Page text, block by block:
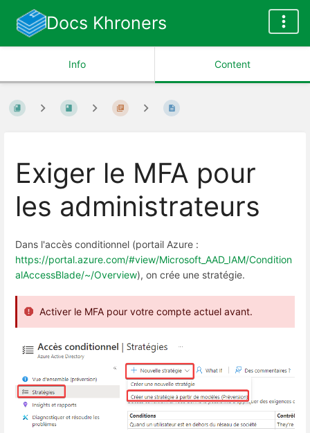
Docs Khroners
Info Content
Exiger le MFA pour
les administrateurs
Dans l'accès conditionnel (portail Azure :
https://portal.azure.com/#view/Microsoft_AAD_IAM/Condition
alAccessBlade/~/Overview), on crée une stratégie.
Activer le MFA pour votre compte actuel avant.